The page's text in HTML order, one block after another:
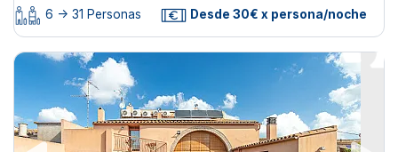
6 -> 31 Personas Desde 30€ x persona/noche